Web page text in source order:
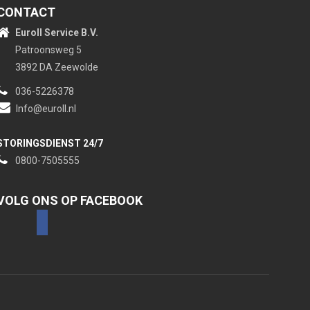
Euroll Service B.V.
Patroonsweg 5
3892 DA Zeewolde
036-5226378
Info@euroll.nl
24/7
0800-7505555
ONS OP FACEBOOK